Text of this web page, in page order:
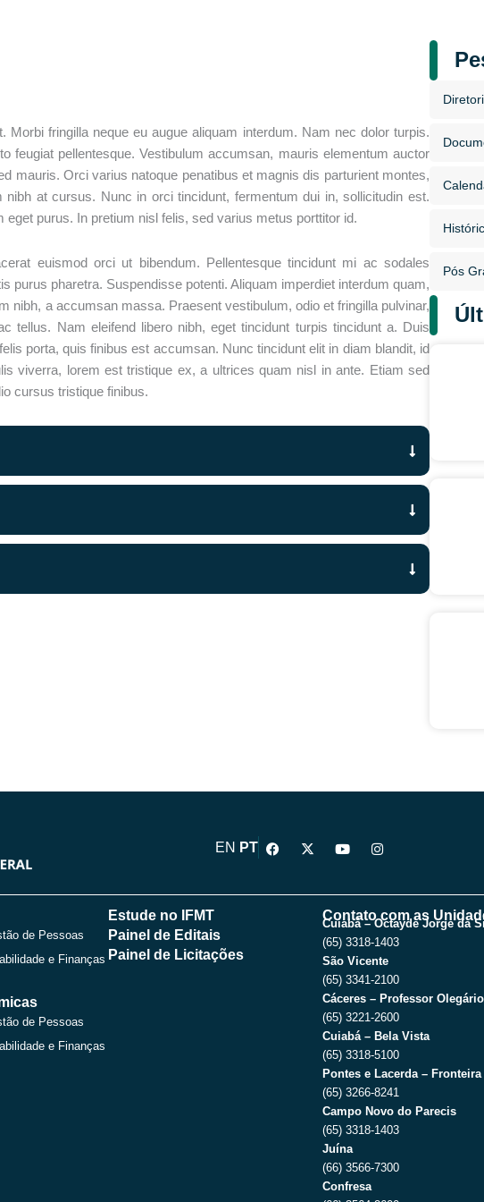
fringilla neque eu augue aliquam interdum. Nam nec dolor turpis.
feugiat pellentesque. Vestibulum accumsan, mauris elementum auctor
mauris. Orci varius natoque penatibus et magnis dis parturient montes,
at cursus. Nunc in orci tincidunt, fermentum dui in, sollicitudin est.
purus. In pretium nisl felis, sed varius metus porttitor id.
euismod orci ut bibendum. Pellentesque tincidunt mi ac sodales
purus pharetra. Suspendisse potenti. Aliquam imperdiet interdum quam,
nibh, a accumsan massa. Praesent vestibulum, odio et fringilla pulvinar,
tellus. Nam eleifend libero nibh, eget tincidunt turpis tincidunt a. Duis
porta, quis finibus est accumsan. Nunc tincidunt elit in diam blandit, id
viverra, lorem est tristique ex, a ultrices quam nisl in ante. Etiam sed
cursus tristique finibus.
Pós
EN PT
F
a
b
X
-
i
Y
o
u
b
e
I
n
a
g
r
a
m
de Pessoas
e Finanças
de Pessoas
e Finanças
Estude no IFMT
Painel de Editais
Painel de Licitações
Contato com as
Cuiabá – Octayde Jorge da
(65) 3318-1403
São Vicente
(65) 3341-2100
Cáceres – Professor
(65) 3221-2600
Cuiabá – Bela Vista
(65) 3318-5100
Pontes e Lacerda – Fronteira
(65) 3266-8241
Campo Novo do Parecis
(65) 3318-1403
Juína
(66) 3566-7300
Confresa